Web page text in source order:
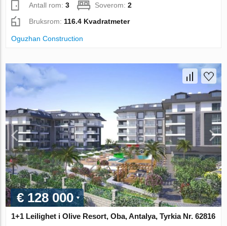
Antall rom:3 Soverom:2
Bruksrom: 116.4 Kvadratmeter
Oguzhan Construction
€ 128 000
1+1 Leilighet i Olive Resort, Oba, Antalya, Tyrkia Nr. 62816